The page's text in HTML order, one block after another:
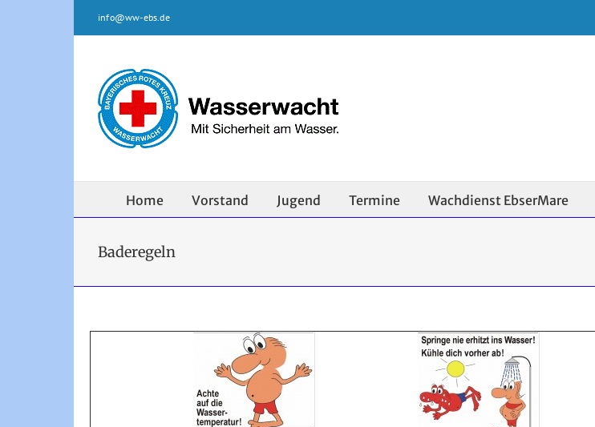
info@ww-ebs.de
Home Vorstand Jugend Termine Wachdienst EbserMare
Baderegeln